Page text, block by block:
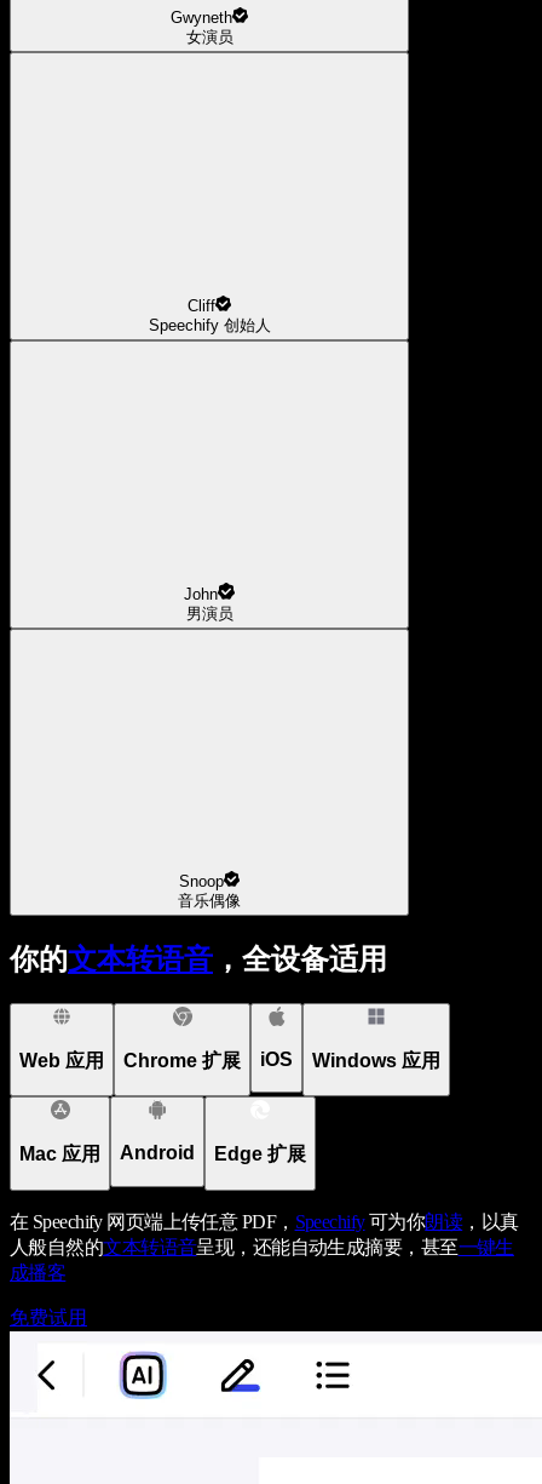
Gwyneth
女演员
Cliff
Speechify 创始人
John
男演员
Snoop
音乐偶像
你的文本转语音 ，全设备适用
Web 应用 Chrome 扩展 iOS Windows 应用
Mac 应用 Android Edge 扩展
在 Speechify 网页端上传任意 PDF， Speechify可为你朗读，以真
人般自然的文本转语音呈现，还能自动生成摘要，甚至一键生
成播客
免费试用